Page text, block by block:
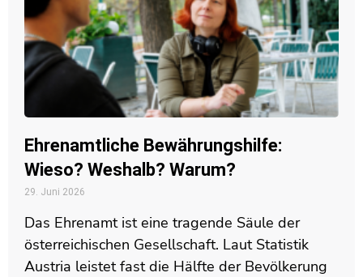
Ehrenamtliche Bewährungshilfe:
Wieso? Weshalb? Warum?
29. Juni 2026
Das Ehrenamt ist eine tragende Säule der
österreichischen Gesellschaft. Laut Statistik
Austria leistet fast die Hälfte der Bevölkerung